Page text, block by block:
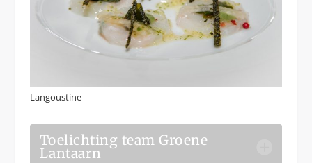
Langoustine
Toelichting team Groene
Lantaarn